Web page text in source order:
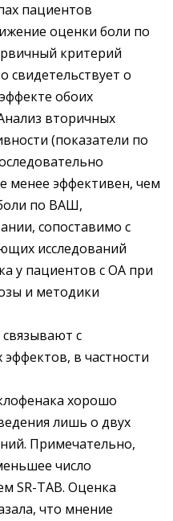
пациентов
оценки боли по
критерий
свидетельствует о
обоих
вторичных
(показатели по
менее эффективен, чем
по ВАШ,
сопоставимо с
исследований
у пациентов с ОА при
и методики
с
в частности
хорошо
лишь о двух
Примечательно,
число
SR-ТAВ. Оценка
что мнение